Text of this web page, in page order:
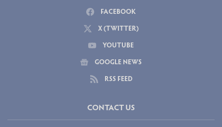
FACEBOOK
X (TWITTER)
YOUTUBE
GOOGLE NEWS
RSS FEED
CONTACT US